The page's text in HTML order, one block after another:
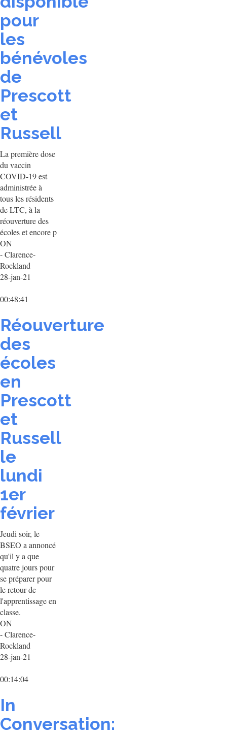
pour
les
bénévoles
de
Prescott
et
Russell
La première dose
du vaccin
COVID-19 est
administrée à
tous les résidents
de LTC, à la
réouverture des
écoles et encore p
ON
- Clarence-
Rockland
28-jan-21
00:48:41
Réouverture
des
écoles
en
Prescott
et
Russell
le
lundi
1er
février
Jeudi soir, le
BSEO a annoncé
qu'il y a que
quatre jours pour
se préparer pour
le retour de
l'apprentissage en
classe.
ON
- Clarence-
Rockland
28-jan-21
00:14:04
In
Conversation: